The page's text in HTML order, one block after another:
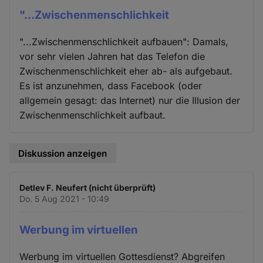
"...Zwischenmenschlichkeit
"...Zwischenmenschlichkeit aufbauen": Damals,
vor sehr vielen Jahren hat das Telefon die
Zwischenmenschlichkeit eher ab- als aufgebaut.
Es ist anzunehmen, dass Facebook (oder
allgemein gesagt: das Internet) nur die Illusion der
Zwischenmenschlichkeit aufbaut.
Diskussion anzeigen
Detlev F. Neufert (nicht überprüft)
Do. 5 Aug 2021 - 10:49
Werbung im virtuellen
Werbung im virtuellen Gottesdienst? Abgreifen